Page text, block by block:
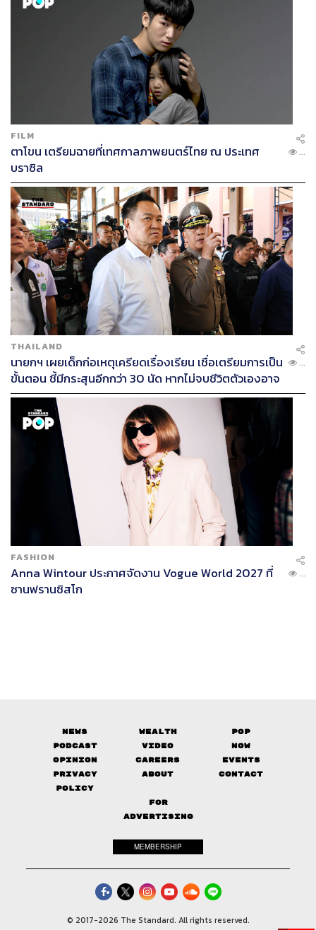
ABOUT THE AUTHOR
พลวุฒิ สงสกุล
Content creator การเมือง ประจำสำนักข่าว
FILM
ตาโขน เตรียมฉายที่เทศกาลภาพยนตร์ไทย ณ ประเทศ
บราซิล
...
THAILAND
นายกฯ เผยเด็กก่อเหตุเครียดเรื่องเรียน เชื่อเตรียมการเป็น
ขั้นตอน ชี้มีกระสุนอีกกว่า 30 นัด หากไม่จบชีวิตตัวเองอาจ
สูญเสียเพิ่ม
...
FASHION
Anna Wintour ประกาศจัดงาน Vogue World 2027 ที่
ซานฟรานซิสโก
...
News Wealth
Pop
Podcast
Video
Now
Opinion
Careers
Events
Privacy
Policy
About Contact
FOR
ADVERTISING
MEMBERSHIP
© 2017-2026 The Standard. All rights reserved.